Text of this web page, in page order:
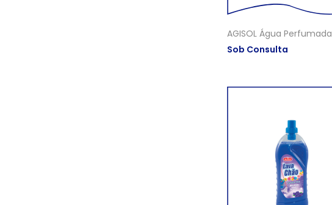
AGISOL Água Perfumada
Sob Consulta